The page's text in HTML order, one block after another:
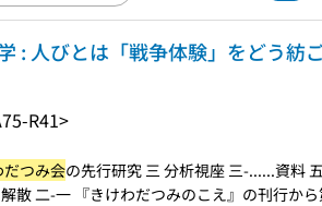
: 人びとは「戦争体験」をどう紡
R41>
だつみ会の先行研究 三 分析視座 三-......資料
散 二-一 『きけわだつみのこえ』の刊行か